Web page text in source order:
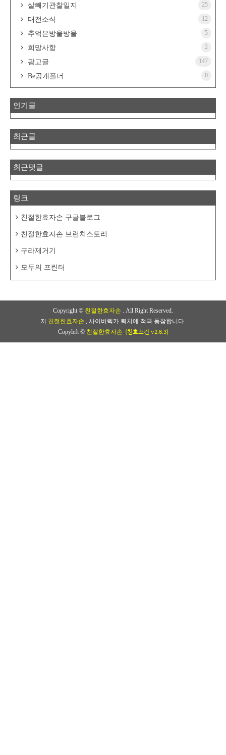
살빼기관찰일지 25
대전소식 12
추억은방울방울 5
희망사항 2
광고글 147
Be공개폴더 0
인기글
최근글
최근댓글
링크
친절한효자손 구글블로그
친절한효자손 브런치스토리
구라제거기
모두의 프린터
Copyright © 친절한효자손 . All Right Reserved.
저 친절한효자손 , 사이버렉카 퇴치에 적극 동참합니다.
Copyleft © 친절한효자손 (친효스킨 v2.6.3)